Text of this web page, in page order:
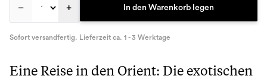
– + In den Warenkorb legen
Sofort versandfertig. Lieferzeit ca. 1 - 3 Werktage
Eine Reise in den Orient: Die exotischen